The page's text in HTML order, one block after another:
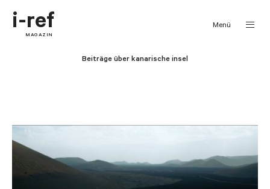
i-ref
MAGAZIN
Menü
Beiträge über kanarische insel